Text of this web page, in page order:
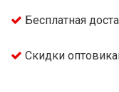
Бесплатная
Скидки